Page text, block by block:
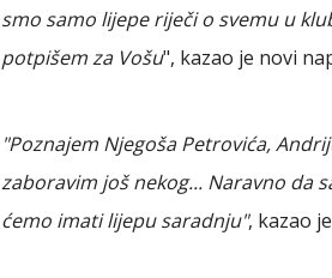
smo samo lijepe riječi o svemu u
potpišem za Vošu", kazao je novi
"Poznajem Njegoša Petrovića,
zaboravim još nekog... Naravno da
ćemo imati lijepu saradnju", kazao